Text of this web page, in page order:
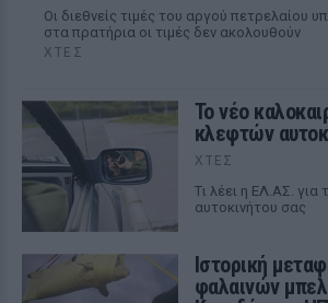
Οι διεθνείς τιμές του αργού πετρελαίου
στα πρατήρια οι τιμές δεν ακολουθούν
ΧΤΕΣ
Το νέο
κλεφτών
ΧΤΕΣ
Tι λέει η ΕΛ.ΑΣ. για
αυτοκινήτου σας
Ιστορική
φαλαινών